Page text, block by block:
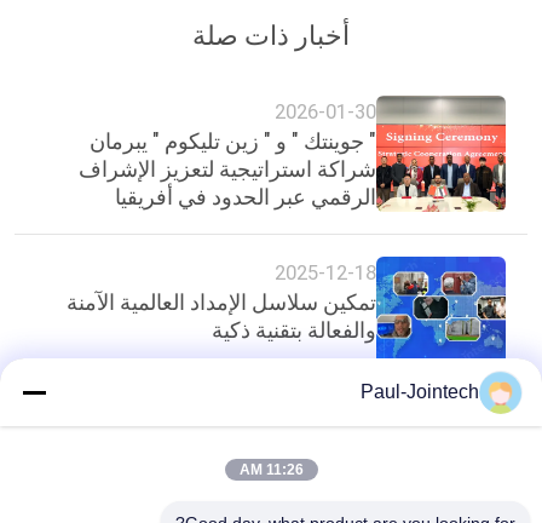
أخبار ذات صلة
2026-01-30
" جوينتك " و " زين تليكوم " يبرمان
شراكة استراتيجية لتعزيز الإشراف
الرقمي عبر الحدود في أفريقيا
2025-12-18
تمكين سلاسل الإمداد العالمية الآمنة
والفعالة بتقنية ذكية
أعلى
Paul-Jointech
11:26 AM